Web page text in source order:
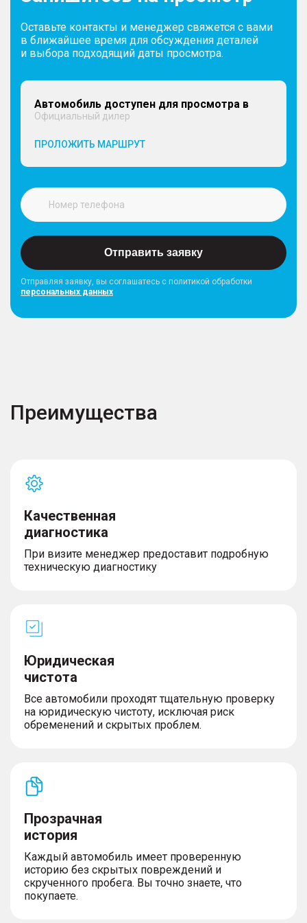
Оставьте контакты и менеджер свяжется с вами
в ближайшее время для обсуждения деталей
и выбора подходящий даты просмотра.
Автомобиль доступен для просмотра в
Официальный дилер
ПРОЛОЖИТЬ МАРШРУТ
Отправить заявку
Отправляя заявку, вы соглашатесь с политикой обработки
персональных данных
Преимущества
Качественная
диагностика
При визите менеджер предоставит подробную
техническую диагностику
Юридическая
чистота
Все автомобили проходят тщательную проверку
на юридическую чистоту, исключая риск
обременений и скрытых проблем.
Прозрачная
история
Каждый автомобиль имеет проверенную
историю без скрытых повреждений и
скрученного пробега. Вы точно знаете, что
покупаете.